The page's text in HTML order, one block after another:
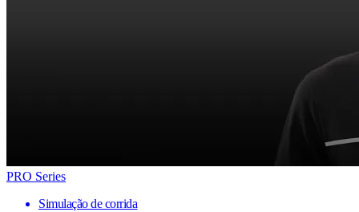
PRO Series
Simulação de corrida